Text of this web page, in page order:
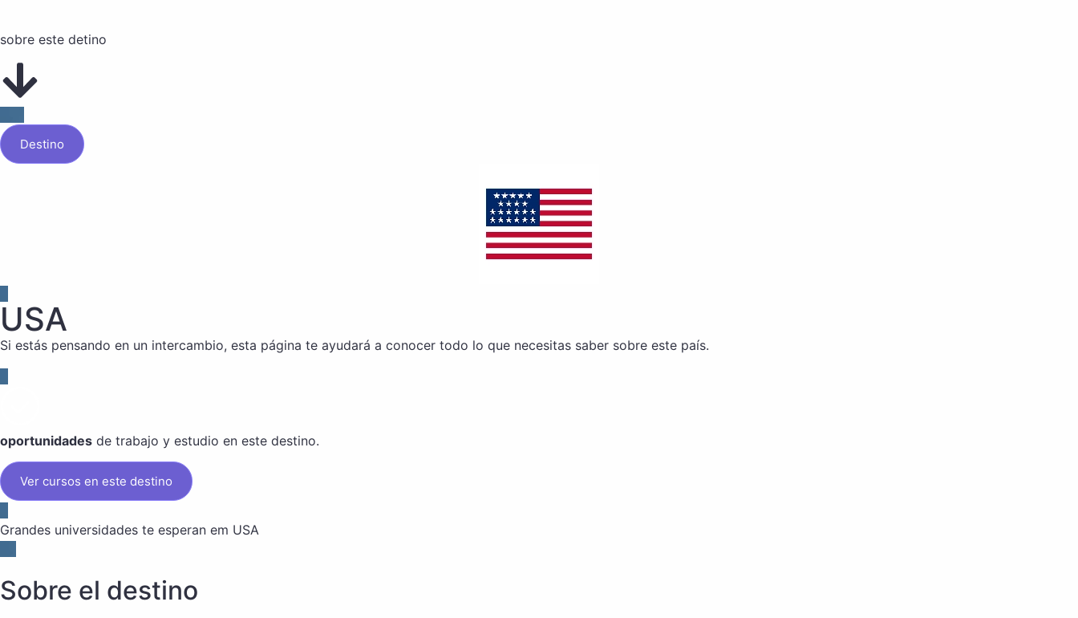
sobre este detino
Destino
USA
Si estás pensando en un intercambio, esta página te ayudará a conocer todo lo que necesitas saber sobre este país.
oportunidades de trabajo y estudio en este destino.
Ver cursos en este destino
Grandes universidades te esperan em USA
Sobre el destino